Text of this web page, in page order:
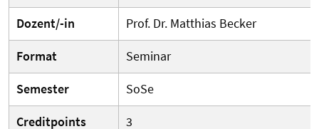
Dozent/-in
Prof. Dr. Matthias Becker
Format
Seminar
Semester
SoSe
Creditpoints
3